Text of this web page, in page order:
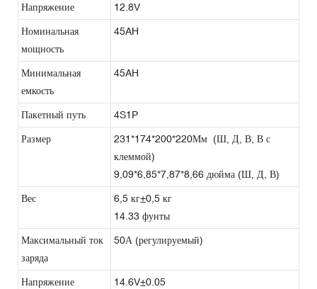
Напряжение 12.8V
Номинальная
мощность
45AH
Минимальная
емкость
45AH
Пакетный путь 4S1P
Размер
231*174*200*220Мм (Ш, Д, В, В с
клеммой)
9,09*6,85*7,87*8,66 дюйма (Ш, Д, В)
Вес
6,5 кг±0,5 кг
14.33 фунты
Максимальный ток
заряда
50А (регулируемый)
Напряжение
14.6V±0.05